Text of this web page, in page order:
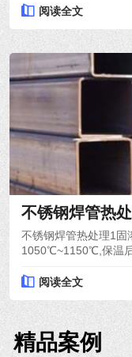
阅读全文
不锈钢焊管热
不锈钢焊管热处理1固
1050℃~1150℃,保温
阅读全文
精品案例